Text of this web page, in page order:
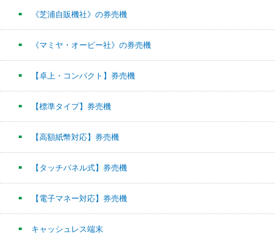
《芝浦自販機社》の券売機
《マミヤ・オーピー社》の券売機
【卓上・コンパクト】券売機
【標準タイプ】券売機
【高額紙幣対応】券売機
【タッチパネル式】券売機
【電子マネー対応】券売機
キャッシュレス端末